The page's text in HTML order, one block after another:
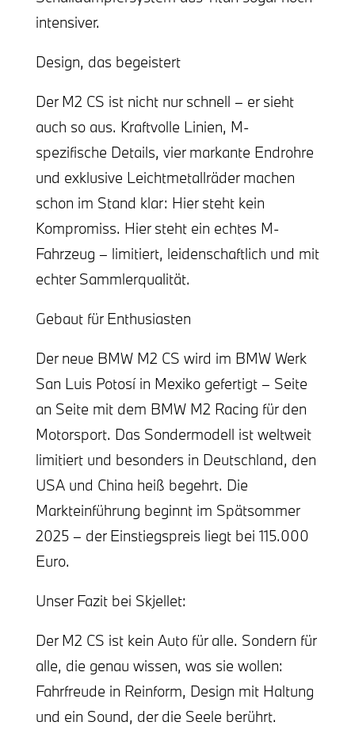
intensiver.
Design, das begeistert
Der M2 CS ist nicht nur schnell – er sieht
auch so aus. Kraftvolle Linien, M-
spezifische Details, vier markante Endrohre
und exklusive Leichtmetallräder machen
schon im Stand klar: Hier steht kein
Kompromiss. Hier steht ein echtes M-
Fahrzeug – limitiert, leidenschaftlich und mit
echter Sammlerqualität.
Gebaut für Enthusiasten
Der neue BMW M2 CS wird im BMW Werk
San Luis Potosí in Mexiko gefertigt – Seite
an Seite mit dem BMW M2 Racing für den
Motorsport. Das Sondermodell ist weltweit
limitiert und besonders in Deutschland, den
USA und China heiß begehrt. Die
Markteinführung beginnt im Spätsommer
2025 – der Einstiegspreis liegt bei 115.000
Euro.
Unser Fazit bei Skjellet:
Der M2 CS ist kein Auto für alle. Sondern für
alle, die genau wissen, was sie wollen:
Fahrfreude in Reinform, Design mit Haltung
und ein Sound, der die Seele berührt.